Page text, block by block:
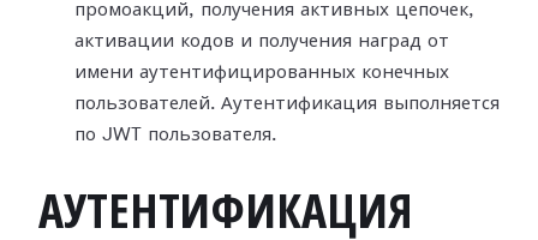
промоакций, получения активных цепочек,
активации кодов и получения наград от
имени аутентифицированных конечных
пользователей. Аутентификация выполняется
по JWT пользователя.
АУТЕНТИФИКАЦИЯ